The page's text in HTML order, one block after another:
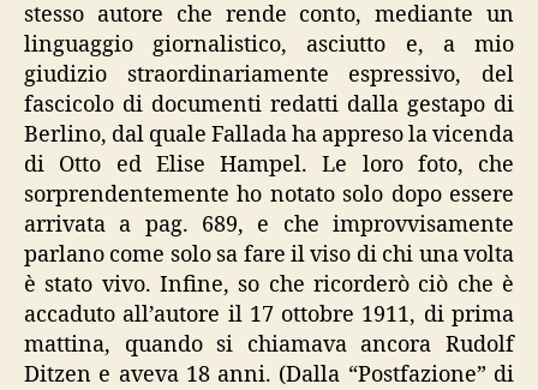
stesso autore che rende conto, mediante un
linguaggio giornalistico, asciutto e, a mio
giudizio straordinariamente espressivo, del
fascicolo di documenti redatti dalla gestapo di
Berlino, dal quale Fallada ha appreso la vicenda
di Otto ed Elise Hampel. Le loro foto, che
sorprendentemente ho notato solo dopo essere
arrivata a pag. 689, e che improvvisamente
parlano come solo sa fare il viso di chi una volta
è stato vivo. Infine, so che ricorderò ciò che è
accaduto all’autore il 17 ottobre 1911, di prima
mattina, quando si chiamava ancora Rudolf
Ditzen e aveva 18 anni. (Dalla “Postfazione” di